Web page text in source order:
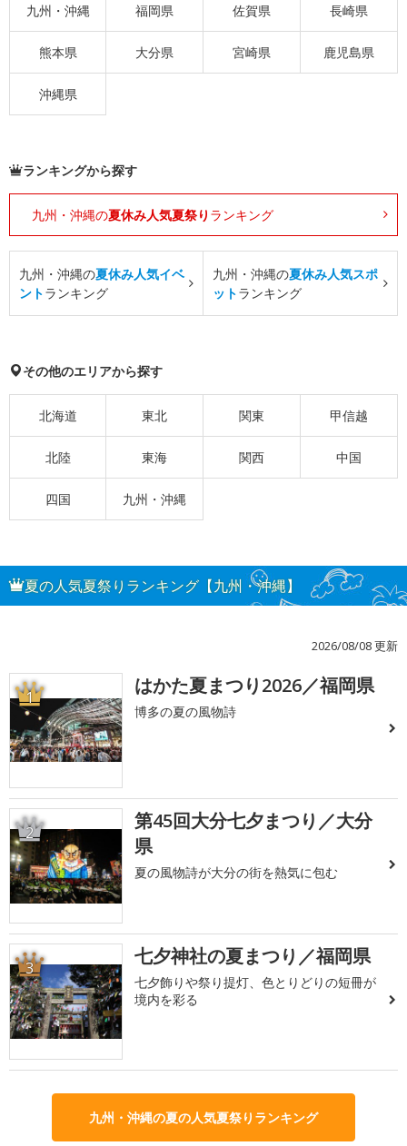
九州・沖縄 福岡県 佐賀県 長崎県
熊本県 大分県 宮崎県 鹿児島県
沖縄県
ランキングから探す
九州・沖縄の夏休み人気夏祭り ランキング
九州・沖縄の夏休み人気イベ
ントランキング
九州・沖縄の夏休み人気スポ
ットランキング
その他のエリアから探す
北海道 東北 関東 甲信越
北陸 東海 関西 中国
四国 九州・沖縄
夏の人気夏祭りランキング【九州・沖縄】
2026/08/08 更新
1 はかた夏まつり2026／福岡県
博多の夏の風物詩
2
第45回大分七夕まつり／大分
県
夏の風物詩が大分の街を熱気に包む
3 七夕神社の夏まつり／福岡県
七夕飾りや祭り提灯、色とりどりの短冊が
境内を彩る
九州・沖縄の夏の人気夏祭りランキング